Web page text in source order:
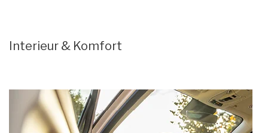
Interieur & Komfort